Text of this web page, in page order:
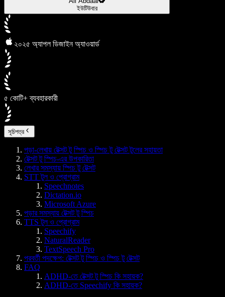
ইউটিউবার
২০২৫ অ্যাপল ডিজাইন অ্যাওয়ার্ড
৫ কোটি+ ব্যবহারকারী
সূচিপত্র
পড়া-লেখায় টেক্সট টু স্পিচ ও স্পিচ টু টেক্সট টুলের সহায়তা
টেক্সট টু স্পিচ-এর উপকারিতা
লেখার সমস্যায় স্পিচ টু টেক্সট
STT টুল ও প্রোগ্রাম
Speechnotes
Dictation.io
Microsoft Azure
পড়ার সমস্যায় টেক্সট টু স্পিচ
TTS টুল ও প্রোগ্রাম
Speechify
NaturalReader
TextSpeech Pro
পরবর্তী পদক্ষেপ: টেক্সট টু স্পিচ ও স্পিচ টু টেক্সট
FAQ
ADHD-তে টেক্সট টু স্পিচ কি সহায়ক?
ADHD-তে Speechify কি সহায়ক?